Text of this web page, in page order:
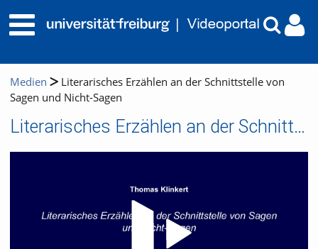
Medien
Literarisches Erzählen an der Schnittstelle von
Sagen und Nicht-Sagen
Literarisches Erzählen an der Schnittstelle von Sagen und Nicht-Sagen